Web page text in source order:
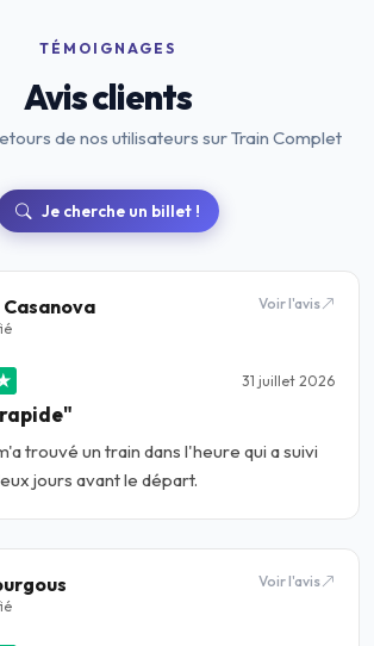
TÉMOIGNAGES
Avis clients
de nos utilisateurs sur Train Complet
Je cherche un billet !
31 juillet 2026
trouvé un train dans l'heure qui a suivi
jours avant le départ.
Voir l'avis
Voir l'avis